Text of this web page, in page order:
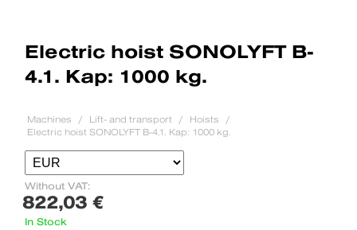
Electric hoist SONOLYFT B-
4.1. Kap: 1000 kg.
Machines Lift- and transport
Hoists
Electric hoist SONOLYFT B-4.1. Kap: 1000 kg.
Without VAT:
822,03 €
In Stock